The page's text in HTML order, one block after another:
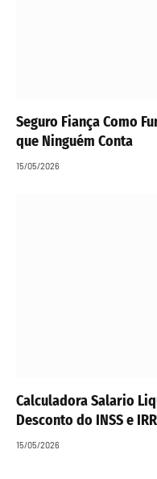
Seguro Fiança Como
que Ninguém Conta
15/05/2026
Calculadora Salario
Desconto do INSS e
15/05/2026